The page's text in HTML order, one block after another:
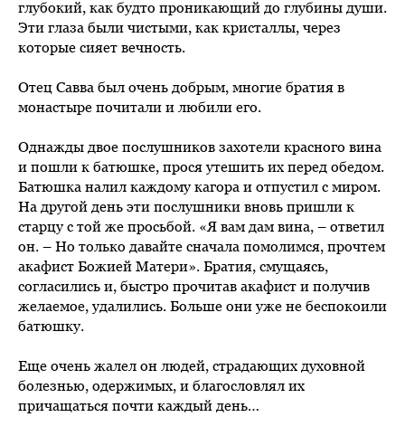
глубокий, как будто проникающий до глубины души.
Эти глаза были чистыми, как кристаллы, через
которые сияет вечность.
Отец Савва был очень добрым, многие братия в
монастыре почитали и любили его.
Однажды двое послушников захотели красного вина
и пошли к батюшке, прося утешить их перед обедом.
Батюшка налил каждому кагора и отпустил с миром.
На другой день эти послушники вновь пришли к
старцу с той же просьбой. «Я вам дам вина, – ответил
он. – Но только давайте сначала помолимся, прочтем
акафист Божией Матери». Братия, смущаясь,
согласились и, быстро прочитав акафист и получив
желаемое, удалились. Больше они уже не беспокоили
батюшку.
Еще очень жалел он людей, страдающих духовной
болезнью, одержимых, и благословлял их
причащаться почти каждый день…